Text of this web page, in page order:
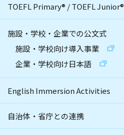
TOEFL Primary® /TOEFL Junior®
施設・学校・企業での公文式
施設・学校向け導入事業
企業・学校向け日本語
English Immersion Activities
自治体・省庁との連携